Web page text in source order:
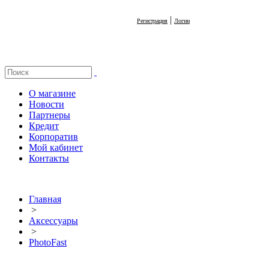
Регистрация | Логин
О магазине
Новости
Партнеры
Кредит
Корпоратив
Мой кабинет
Контакты
Главная
>
Аксессуары
>
PhotoFast